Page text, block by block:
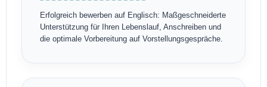
Erfolgreich bewerben auf Englisch: Maßgeschneiderte
Unterstützung für Ihren Lebenslauf, Anschreiben und
die optimale Vorbereitung auf Vorstellungsgespräche.